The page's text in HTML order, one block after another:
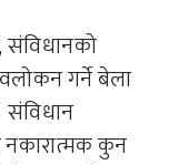
गर्ने बेला
नकारात्मक कुन